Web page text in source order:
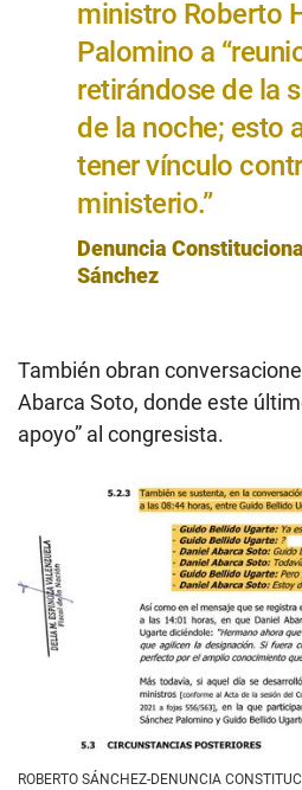
ministro Roberto
Palomino a
retirándose de la
de la noche; esto
tener vínculo
ministerio.”
Denuncia
Sánchez
También obran
Abarca Soto, donde este
apoyo” al congresista.
ROBERTO SÁNCHEZ-DENUNCIA